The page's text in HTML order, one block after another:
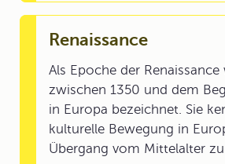
Renaissance
Als Epoche der
zwischen 1350 und dem
in Europa bezeichnet. Sie
kulturelle Bewegung in
Übergang vom Mittelalter